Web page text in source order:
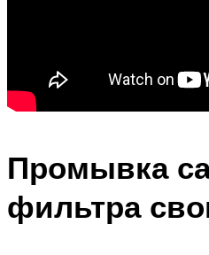
Промывка
фильтра